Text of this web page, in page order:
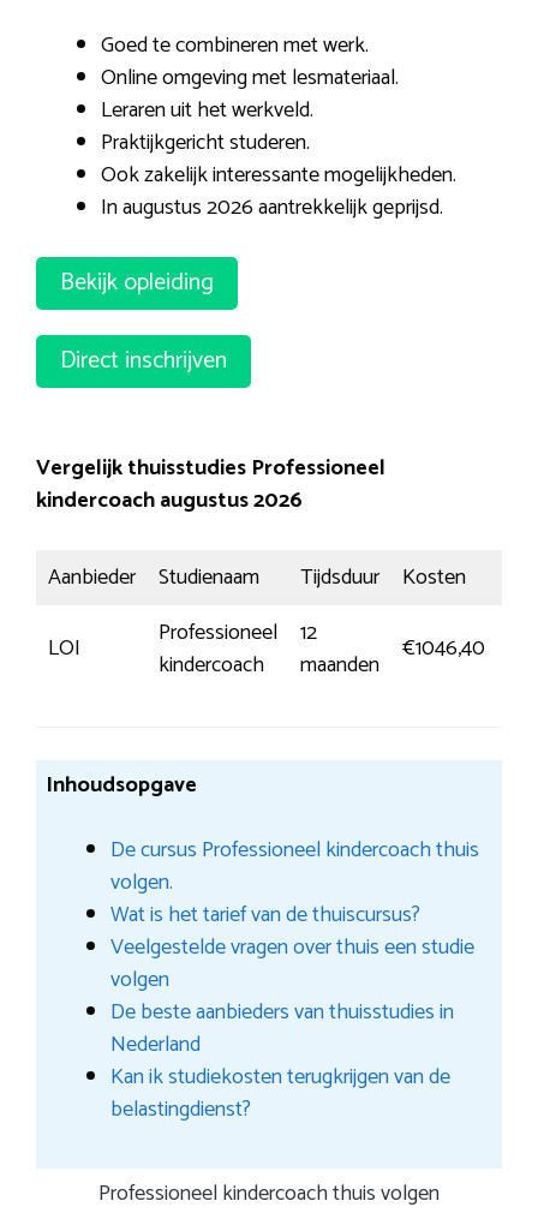
Goed te combineren met werk.
Online omgeving met lesmateriaal.
Leraren uit het werkveld.
Praktijkgericht studeren.
Ook zakelijk interessante mogelijkheden.
In augustus 2026 aantrekkelijk geprijsd.
Bekijk opleiding
Direct inschrijven
Vergelijk thuisstudies Professioneel
kindercoach augustus 2026
Aanbieder Studienaam Tijdsduur Kosten
LOI
Professioneel
kindercoach
12
maanden
€1046,40
Inhoudsopgave
De cursus Professioneel kindercoach thuis
volgen.
Wat is het tarief van de thuiscursus?
Veelgestelde vragen over thuis een studie
volgen
De beste aanbieders van thuisstudies in
Nederland
Kan ik studiekosten terugkrijgen van de
belastingdienst?
Professioneel kindercoach thuis volgen